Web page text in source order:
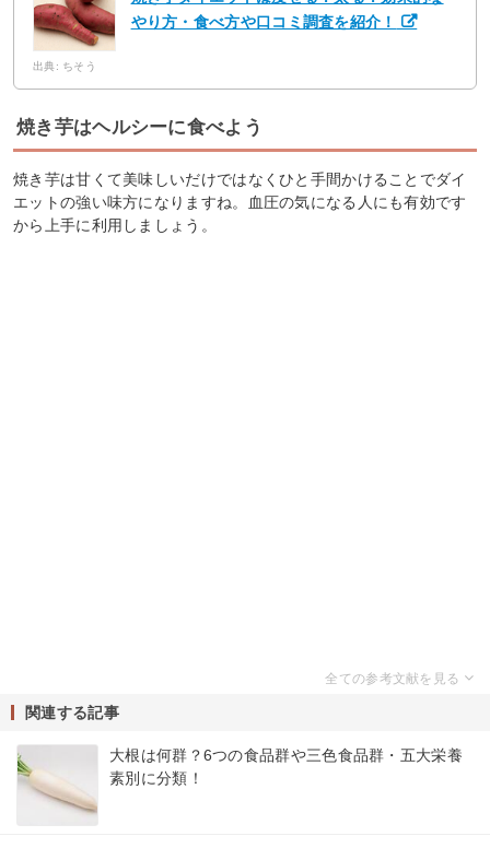
やり方・食べ方や口コミ調査を紹介！
出典: ちそう
焼き芋はヘルシーに食べよう
焼き芋は甘くて美味しいだけではなくひと手間かけることでダイ
エットの強い味方になりますね。血圧の気になる人にも有効です
から上手に利用しましょう。
関連する記事
大根は何群？6つの食品群や三色食品群・五大栄養
素別に分類！